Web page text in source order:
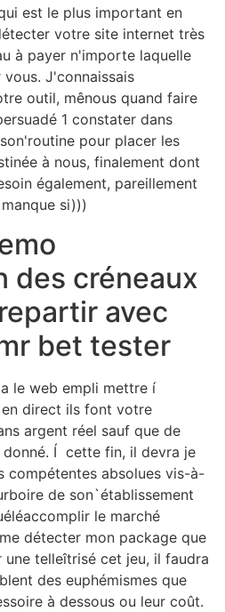
est le plus important en
votre site internet très
à payer n'importe laquelle
J'connaissais
outil, mênous quand faire
1 constater dans
pour placer les
à nous, finalement dont
également, pareillement
si)))
des créneaux
avec
bet tester
le web empli mettre í
en direct ils font votre
argent réel sauf que de
Í cette fin, il devra je
compétentes absolues vis-à-
de son`établissement
le marché
détecter mon package que
telleîtrisé cet jeu, il faudra
des euphémismes que
à dessous ou leur coût.